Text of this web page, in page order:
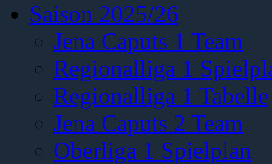
Saison 2025/26
Jena Caputs 1 Team
Regionalliga 1
Regionalliga 1 Tabelle
Jena Caputs 2 Team
Oberliga 1 Spielplan